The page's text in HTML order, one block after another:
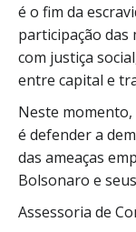
é o fim da
participação das
com justiça
entre capital e
Neste
é defender a
das ameaças
Bolsonaro e
Assessoria de